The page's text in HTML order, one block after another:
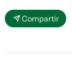
Compartir